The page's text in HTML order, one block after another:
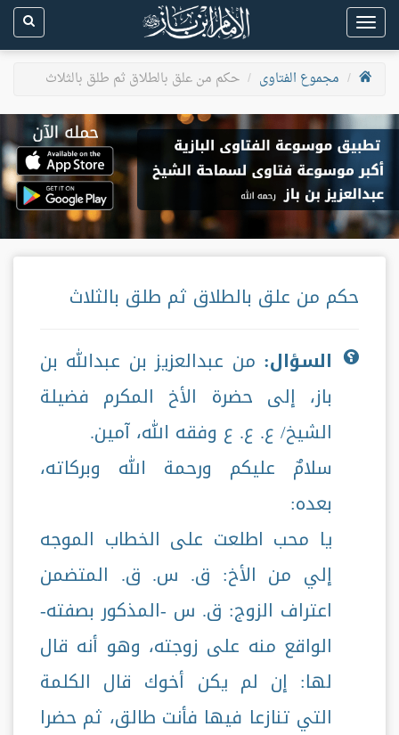
Toggle
navigation
مجموع الفتاوى
حكم من علق بالطلاق ثم طلق بالثلاث
حكم من علق بالطلاق ثم طلق بالثلاث
السؤال: من عبدالعزيز بن عبدالله بن
باز، إلى حضرة الأخ المكرم فضيلة
الشيخ/ ع. ع. ع وفقه الله، آمين.
سلامٌ عليكم ورحمة الله وبركاته،
بعده:
يا محب اطلعت على الخطاب الموجه
إلي من الأخ: ق. س. ق. المتضمن
اعتراف الزوج: ق. س -المذكور بصفته-
الواقع منه على زوجته، وهو أنه قال
لها: إن لم يكن أخوك قال الكلمة
التي تنازعا فيها فأنت طالق، ثم حضرا